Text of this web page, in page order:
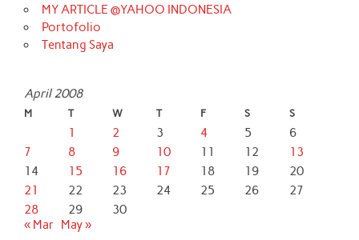
MY ARTICLE @YAHOO INDONESIA
Portofolio
Tentang Saya
April 2008
M T W T F S S
1 2 3 4 5
6
7
8 9 10 11 12
13
14
15 16 17 18 19
20
21
22 23 24 25 26
27
28
29
30
« Mar May »